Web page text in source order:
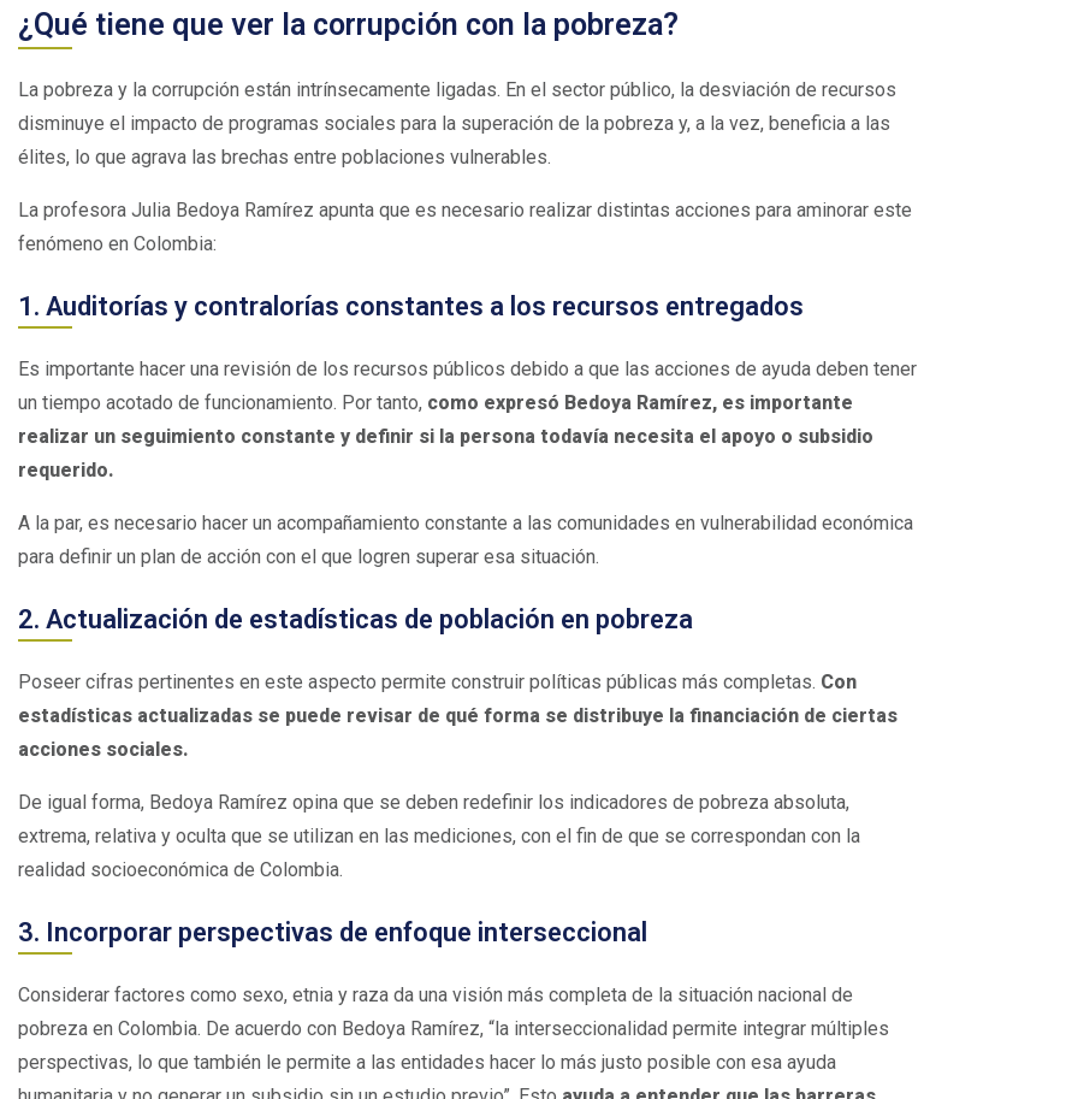
¿Qué tiene que ver la corrupción con la pobreza?
La pobreza y la corrupción están intrínsecamente ligadas. En el sector público, la desviación de recursos
disminuye el impacto de programas sociales para la superación de la pobreza y, a la vez, beneficia a las
élites, lo que agrava las brechas entre poblaciones vulnerables.
La profesora Julia Bedoya Ramírez apunta que es necesario realizar distintas acciones para aminorar este
fenómeno en Colombia:
1. Auditorías y contralorías constantes a los recursos entregados
Es importante hacer una revisión de los recursos públicos debido a que las acciones de ayuda deben tener
un tiempo acotado de funcionamiento. Por tanto, como expresó Bedoya Ramírez, es importante
realizar un seguimiento constante y definir si la persona todavía necesita el apoyo o subsidio
requerido.
A la par, es necesario hacer un acompañamiento constante a las comunidades en vulnerabilidad económica
para definir un plan de acción con el que logren superar esa situación.
2. Actualización de estadísticas de población en pobreza
Poseer cifras pertinentes en este aspecto permite construir políticas públicas más completas. Con
estadísticas actualizadas se puede revisar de qué forma se distribuye la financiación de ciertas
acciones sociales.
De igual forma, Bedoya Ramírez opina que se deben redefinir los indicadores de pobreza absoluta,
extrema, relativa y oculta que se utilizan en las mediciones, con el fin de que se correspondan con la
realidad socioeconómica de Colombia.
3. Incorporar perspectivas de enfoque interseccional
Considerar factores como sexo, etnia y raza da una visión más completa de la situación nacional de
pobreza en Colombia. De acuerdo con Bedoya Ramírez, “la interseccionalidad permite integrar múltiples
perspectivas, lo que también le permite a las entidades hacer lo más justo posible con esa ayuda